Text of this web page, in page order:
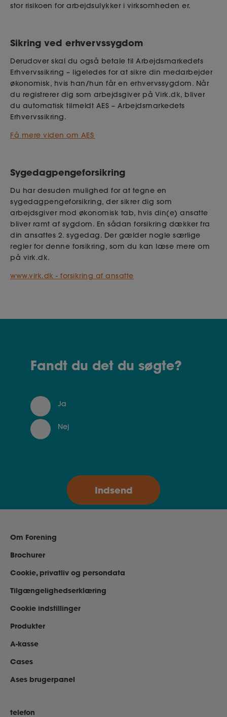
stor risikoen for arbejdsulykker i virksomheden er.
Sikring ved erhvervssygdom
Derudover skal du også betale til Arbejdsmarkedets
Erhvervssikring – ligeledes for at sikre din medarbejder
økonomisk, hvis han/hun får en erhvervssygdom. Når
du registrerer dig som arbejdsgiver på Virk.dk, bliver
du automatisk tilmeldt AES – Arbejdsmarkedets
Erhvervssikring.
Få mere viden om AES
Sygedagpengeforsikring
Du har desuden mulighed for at tegne en
sygedagpengeforsikring, der sikrer dig som
arbejdsgiver mod økonomisk tab, hvis din(e) ansatte
bliver ramt af sygdom. En sådan forsikring dækker fra
din ansattes 2. sygedag. Der gælder nogle særlige
regler for denne forsikring, som du kan læse mere om
på virk.dk.
www.virk.dk - forsikring af ansatte
Fandt du det du søgte?
Ja
Nej
Om Forening
Brochurer
Cookie, privatliv og persondata
Tilgængelighedserklæring
Cookie indstillinger
Produkter
A-kasse
Cases
Ases brugerpanel
telefon